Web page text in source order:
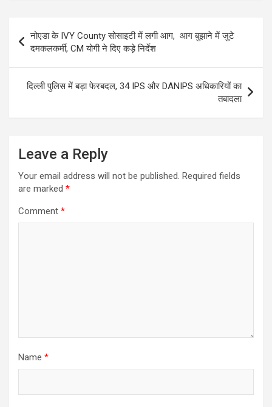
Post
navigation
नोएडा के IVY County सोसाइटी में लगी आग, आग बुझाने में जुटे
दमकलकर्मी, CM योगी ने दिए कड़े निर्देश
दिल्ली पुलिस में बड़ा फेरबदल, 34 IPS और DANIPS अधिकारियों का
तबादला
Leave a Reply
Your email address will not be published. Required fields
are marked *
Comment *
Name *